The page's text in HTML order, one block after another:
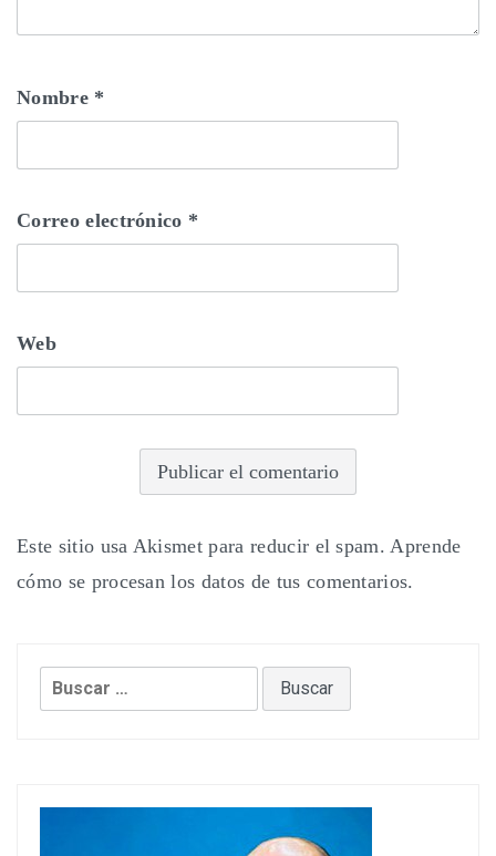
Nombre *
Correo electrónico *
Web
Este sitio usa Akismet para reducir el spam.Aprende
cómo se procesan los datos de tus comentarios.
Buscar: